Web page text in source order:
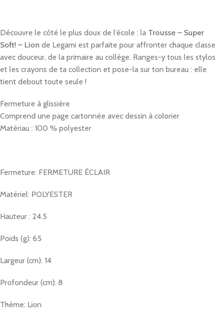
Découvre le côté le plus doux de l’école : la Trousse – Super
Soft! – Lion de Legami est parfaite pour affronter chaque classe
avec douceur, de la primaire au collège. Ranges-y tous les stylos
et les crayons de ta collection et pose-la sur ton bureau : elle
tient debout toute seule !
Fermeture à glissière
Comprend une page cartonnée avec dessin à colorier
Matériau : 100 % polyester
Fermeture: FERMETURE ÉCLAIR
Matériel: POLYESTER
Hauteur : 24.5
Poids (g): 65
Largeur (cm): 14
Profondeur (cm): 8
Thème: Lion